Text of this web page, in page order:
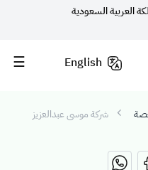
العربية السعودية
English
شركة موسى عبدالعزيز